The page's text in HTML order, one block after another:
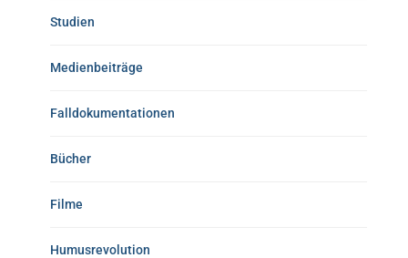
Studien
Medienbeiträge
Falldokumentationen
Bücher
Filme
Humusrevolution